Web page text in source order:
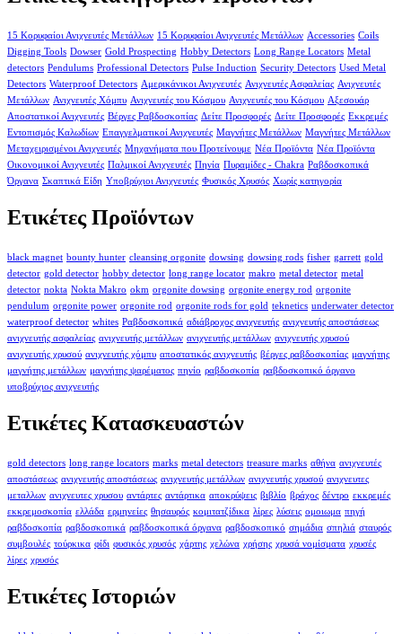
15 Κορυφαίοι Ανιχνευτές Μετάλλων 15 Κορυφαίοι Ανιχνευτές Μετάλλων Accessories Coils
Digging Tools Dowser Gold Prospecting Hobby Detectors Long Range Locators Metal
detectors Pendulums Professional Detectors Pulse Induction Security Detectors Used Metal
Detectors Waterproof Detectors Αμερικάνικοι Ανιχνευτές Ανιχνευτές Ασφαλείας Ανιχνευτές
Μετάλλων Ανιχνευτές Χόμπυ Ανιχνευτές του Κόσμου Ανιχνευτές του Κόσμου Αξεσουάρ
Αποστατικοί Ανιχνευτές Βέργες Ραβδοσκοπίας Δείτε Προσφορές Δείτε Προσφορές Εκκρεμές
Εντοπισμός Καλωδίων Επαγγελματικοί Ανιχνευτές Μαγνήτες Μετάλλων Μαγνήτες Μετάλλων
Μεταχειρισμένοι Ανιχνευτές Μηχανήματα που Προτείνουμε Νέα Προϊόντα Νέα Προϊόντα
Οικονομικοί Ανιχνευτές Παλμικοί Ανιχνευτές Πηνία Πυραμίδες - Chakra Ραβδοσκοπικά
Όργανα Σκαπτικά Είδη Υποβρύχιοι Ανιχνευτές Φυσικός Χρυσός Χωρίς κατηγορία
Ετικέτες Προϊόντων
black magnet bounty hunter cleansing orgonite dowsing dowsing rods fisher garrett gold
detector gold detector hobby detector long range locator makro metal detector metal
detector nokta Nokta Makro okm orgonite dowsing orgonite energy rod orgonite
pendulum orgonite power orgonite rod orgonite rods for gold teknetics underwater detector
waterproof detector whites Ραβδοσκοπικά αδιάβροχος ανιχνευτής ανιχνευτής αποστάσεως
ανιχνευτής ασφαλείας ανιχνευτής μετάλλων ανιχνευτής μετάλλων ανιχνευτής χρυσού
ανιχνευτής χρυσού ανιχνευτής χόμπυ αποστατικός ανιχνευτής βέργες ραβδοσκοπίας μαγνήτης
μαγνήτης μετάλλων μαγνήτης ψαρέματος πηνίο ραβδοσκοπία ραβδοσκοπικό όργανο
υποβρύχιος ανιχνευτής
Ετικέτες Κατασκευαστών
gold detectors long range locators marks metal detectors treasure marks αθήνα ανιχνευτές
αποστάσεως ανιχνευτής αποστάσεως ανιχνευτής μετάλλων ανιχνευτής χρυσού ανιχνευτες
μεταλλων ανιχνευτες χρυσου αντάρτες αντάρτικα αποκρύψεις βιβλίο βράχος δέντρο εκκρεμές
εκκρεμοσκοπία ελλάδα ερμηνείες θησαυρός κομιτατζίδικα λίρες λύσεις ομοιωμα πηγή
ραβδοσκοπία ραβδοσκοπικά ραβδοσκοπικά όργανα ραβδοσκοπικό σημάδια σπηλιά σταυρός
συμβουλές τούρκικα φίδι φυσικός χρυσός χάρτης χελώνα χρήσης χρυσά νομίσματα χρυσές
λίρες χρυσός
Ετικέτες Ιστοριών